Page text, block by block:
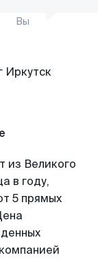
Вы
из Великого
в году,
5 прямых